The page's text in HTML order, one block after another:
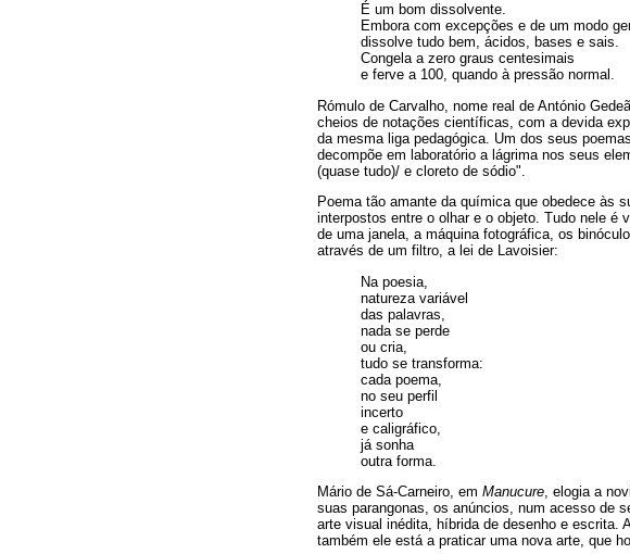
É um bom dissolvente.
Embora com excepções e de um modo
dissolve tudo bem, ácidos, bases e sais.
Congela a zero graus centesimais
e ferve a 100, quando à pressão normal.
Rómulo de Carvalho, nome real de António
cheios de notações científicas, com a devida
da mesma liga pedagógica. Um dos seus
decompõe em laboratório a lágrima nos seus
(quase tudo)/ e cloreto de sódio".
Poema tão amante da química que obedece às
interpostos entre o olhar e o objeto. Tudo nele
de uma janela, a máquina fotográfica, os
através de um filtro, a lei de Lavoisier:
Na poesia,
natureza variável
das palavras,
nada se perde
ou cria,
tudo se transforma:
cada poema,
no seu perfil
incerto
e caligráfico,
já sonha
outra forma.
Mário de Sá-Carneiro, em Manucure, elogia a
suas parangonas, os anúncios, num acesso de
arte visual inédita, híbrida de desenho e escrita.
também ele está a praticar uma nova arte, que